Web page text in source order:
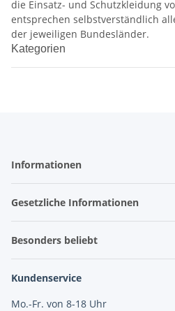
die Einsatz- und Schutzkleidung
entsprechen selbstverständlich
der jeweiligen Bundesländer.
Kategorien
Informationen
Gesetzliche Informationen
Besonders beliebt
Kundenservice
Mo.-Fr. von 8-18 Uhr